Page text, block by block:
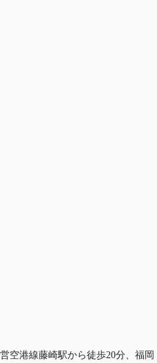
空港線藤崎駅から徒歩20分、福岡